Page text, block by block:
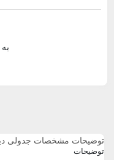
توضیحات مشخصات جدولی
توضیحات